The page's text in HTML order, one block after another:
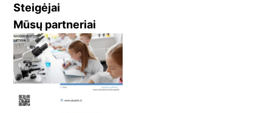
Steigėjai
Mūsų partneriai